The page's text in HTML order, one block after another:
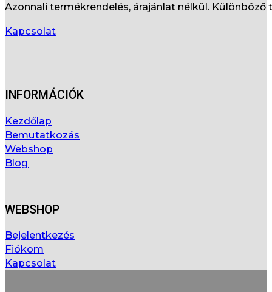
Azonnali termékrendelés, árajánlat nélkül.
Kapcsolat
INFORMÁCIÓK
Kezdőlap
Bemutatkozás
Webshop
Blog
WEBSHOP
Bejelentkezés
Fiókom
Kapcsolat